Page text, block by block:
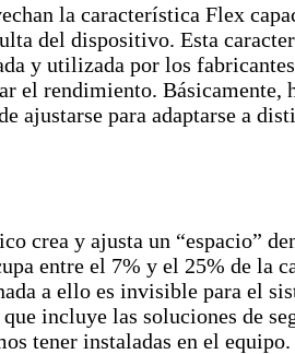
la característica Flex
del dispositivo. Esta
y utilizada por los
el rendimiento. Básicamente,
ajustarse para adaptarse a
crea y ajusta un “espacio”
entre el 7% y el 25% de la
a ello es invisible para el
incluye las soluciones de
tener instaladas en el equipo.